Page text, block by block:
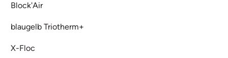
Block'Air
blaugelb Triotherm+
X-Floc